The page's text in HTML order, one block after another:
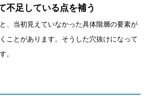
不足している点を補う
、当初見えていなかった具体階層の要素が
ことがあります。そうした穴抜けになって
。